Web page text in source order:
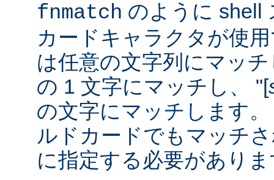
fnmatch のように shell
カードキャラクタが使
は任意の文字列にマッ
の 1 文字にマッチし、 "[
の文字にマッチします
ルドカードでもマッチ
に指定する必要があり